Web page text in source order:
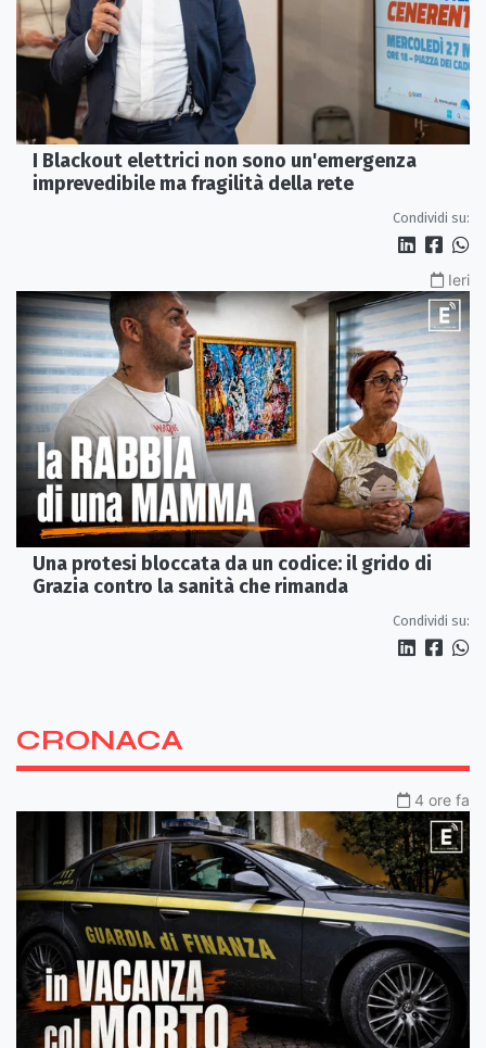
I Blackout elettrici non sono un'emergenza
imprevedibile ma fragilità della rete
Condividi su:
Ieri
Una protesi bloccata da un codice: il grido di
Grazia contro la sanità che rimanda
Condividi su:
CRONACA
4 ore fa